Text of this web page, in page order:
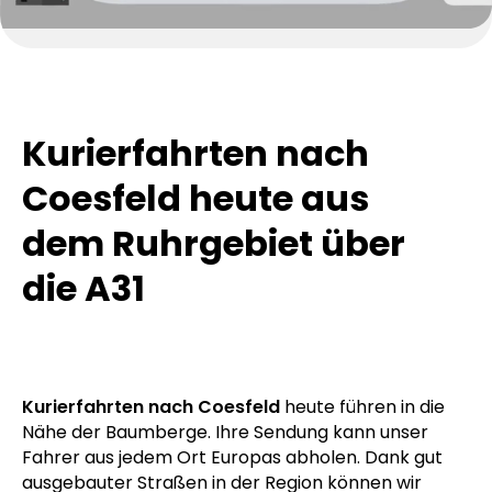
Kurierfahrten nach
Coesfeld heute aus
die A31